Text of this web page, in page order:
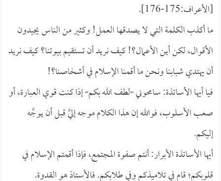
[الأعراف:175-176].
ما أكذب الكلمة التي لا يصدقها العمل! وكثير من الناس يجيدون
الأقوال، لكن أين الأعمال؟! كيف نريد أن تستقيم بيوتنا؟ كيف نريد
أن يهتدي شبابنا ونحن ما أقمنا الإسلام في أشخاصنا؟!
فيا أيها الأساتذة: سامحوني -لطف الله بكم- إذا كنت قوي العبارة، أو
صعب الأسلوب، فوالله إن هذا الكلام موجه إليَّ قبل أن يوجَّه
إليكم.
أيها الأساتذة الأبرار: أنتم صفوة المجتمع، فإذا أقمتم الإسلام في
قلوبكم؛ قام في تلاميذكم وفي طلابكم. فالأستاذ هو القدوة.